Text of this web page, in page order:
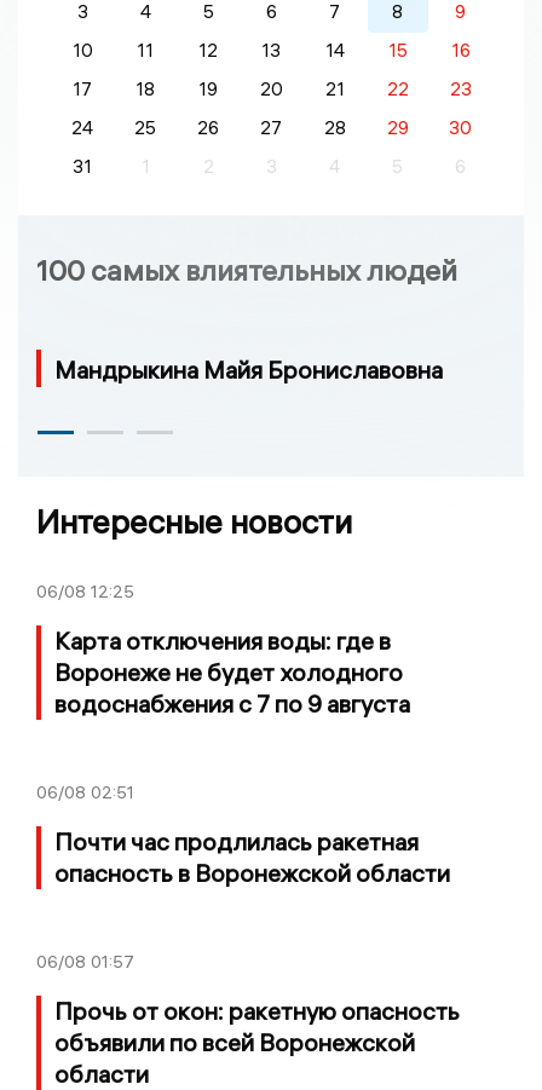
3 4 5 6 7 8
9
10
11 12 13 14 15
16
17
18 19 20 21 22
23
24
25 26 27 28 29
30
31
1 2 3 4 5 6
100 самых влиятельных людей
Мандрыкина Майя Брониславовна
Интересные новости
06/08 12:25
Карта отключения воды: где в
Воронеже не будет холодного
водоснабжения с 7 по 9 августа
06/08 02:51
Почти час продлилась ракетная
опасность в Воронежской области
06/08 01:57
Прочь от окон: ракетную опасность
объявили по всей Воронежской
области